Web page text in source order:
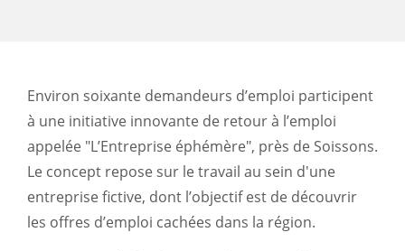
Environ soixante demandeurs d’emploi participent
à une initiative innovante de retour à l’emploi
appelée "L’Entreprise éphémère", près de Soissons.
Le concept repose sur le travail au sein d'une
entreprise fictive, dont l’objectif est de découvrir
les offres d’emploi cachées dans la région.